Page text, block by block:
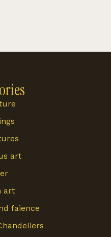
art
art
faience